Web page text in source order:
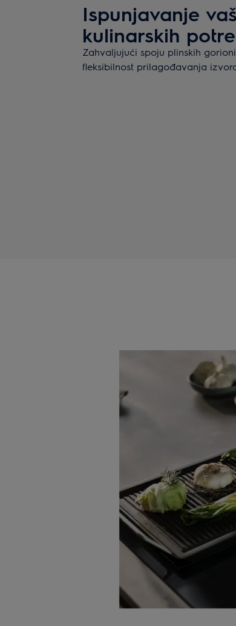
Ispunjavanje
kulinarskih
Zahvaljujući spoju plinskih
fleksibilnost prilagođavanja